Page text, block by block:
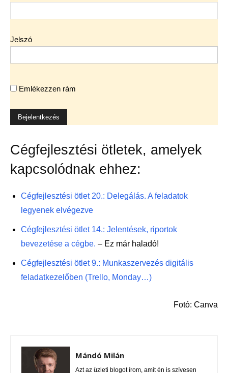
Jelszó
Emlékezzen rám
Cégfejlesztési ötletek, amelyek
kapcsolódnak ehhez:
Cégfejlesztési ötlet 20.: Delegálás. A feladatok
legyenek elvégezve
Cégfejlesztési ötlet 14.: Jelentések, riportok
bevezetése a cégbe. – Ez már haladó!
Cégfejlesztési ötlet 9.: Munkaszervezés digitális
feladatkezelőben (Trello, Monday…)
Fotó: Canva
Mándó Milán
Azt az üzleti blogot írom, amit én is szívesen